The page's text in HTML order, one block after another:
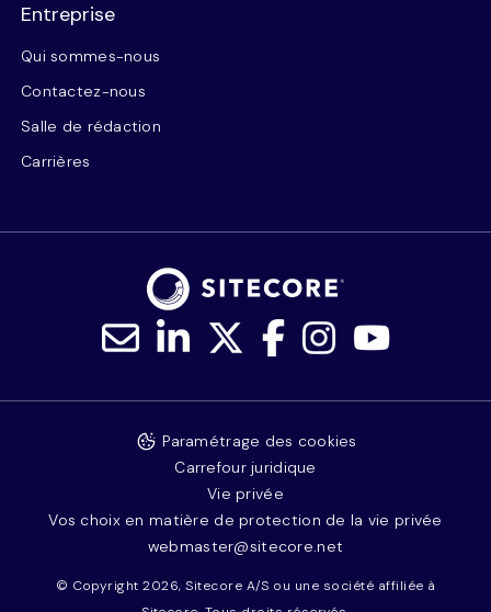
Entreprise
Qui sommes-nous
Contactez-nous
Salle de rédaction
Carrières
© Copyright 2026, Sitecore A/S ou une société affiliée à
Paramétrage des cookies
Carrefour juridique
Vie privée
Vos choix en matière de protection de la vie privée
webmaster@sitecore.net